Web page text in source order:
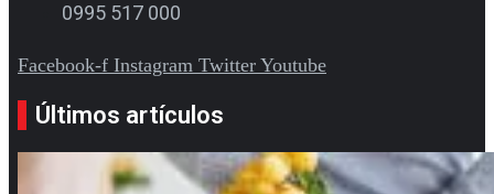
0995 517 000
Facebook-f Instagram Twitter Youtube
Últimos artículos